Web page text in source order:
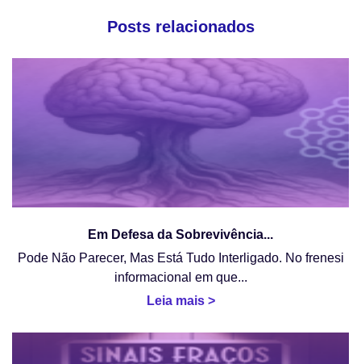
Posts relacionados
Em Defesa da Sobrevivência...
Pode Não Parecer, Mas Está Tudo Interligado. No frenesi
informacional em que...
Leia mais >